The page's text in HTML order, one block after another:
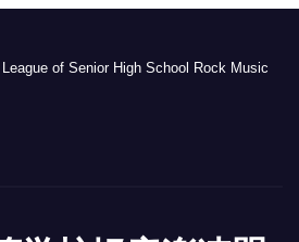
of Senior High School Rock Music